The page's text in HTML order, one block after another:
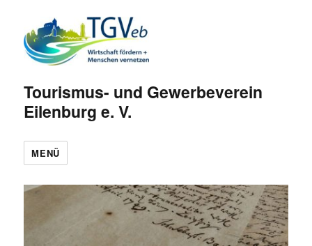
Tourismus- und Gewerbeverein
Eilenburg e. V.
MENÜ